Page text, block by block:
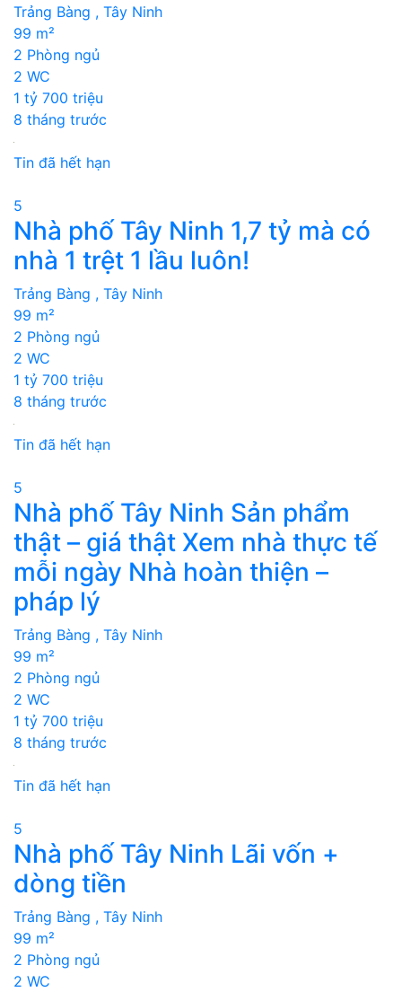
Trảng Bàng , Tây Ninh
99 m²
2 Phòng ngủ
2 WC
1 tỷ 700 triệu
8 tháng trước
Tin đã hết hạn
5
Nhà phố Tây Ninh 1,7 tỷ mà có
nhà 1 trệt 1 lầu luôn!
Trảng Bàng , Tây Ninh
99 m²
2 Phòng ngủ
2 WC
1 tỷ 700 triệu
8 tháng trước
Tin đã hết hạn
5
Nhà phố Tây Ninh Sản phẩm
thật – giá thật Xem nhà thực tế
mỗi ngày Nhà hoàn thiện –
pháp lý
Trảng Bàng , Tây Ninh
99 m²
2 Phòng ngủ
2 WC
1 tỷ 700 triệu
8 tháng trước
Tin đã hết hạn
5
Nhà phố Tây Ninh Lãi vốn +
dòng tiền
Trảng Bàng , Tây Ninh
99 m²
2 Phòng ngủ
2 WC